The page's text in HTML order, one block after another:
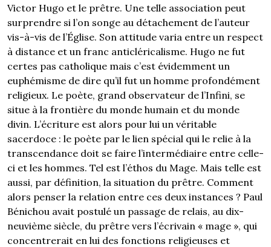
Victor Hugo et le prêtre. Une telle association peut
surprendre si l’on songe au détachement de l’auteur
vis-à-vis de l’Église. Son attitude varia entre un respect
à distance et un franc anticléricalisme. Hugo ne fut
certes pas catholique mais c’est évidemment un
euphémisme de dire qu’il fut un homme profondément
religieux. Le poète, grand observateur de l’Infini, se
situe à la frontière du monde humain et du monde
divin. L’écriture est alors pour lui un véritable
sacerdoce : le poète par le lien spécial qui le relie à la
transcendance doit se faire l’intermédiaire entre celle-
ci et les hommes. Tel est l’éthos du Mage. Mais telle est
aussi, par définition, la situation du prêtre. Comment
alors penser la relation entre ces deux instances ? Paul
Bénichou avait postulé un passage de relais, au dix-
neuvième siècle, du prêtre vers l’écrivain « mage », qui
concentrerait en lui des fonctions religieuses et